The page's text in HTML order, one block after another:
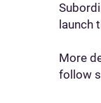
launch
More
follow